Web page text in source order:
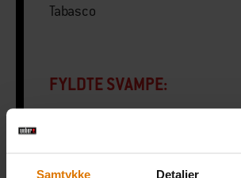
Samtykke Detaljer
Tabasco
FYLDTE SVAMPE: